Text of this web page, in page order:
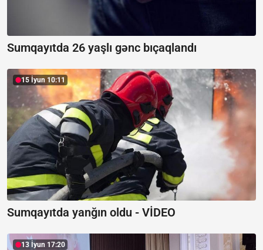
Sumqayıtda 26 yaşlı gənc bıçaqlandı
15 İyun 10:11
Sumqayıtda yanğın oldu - VİDEO
13 İyun 17:20